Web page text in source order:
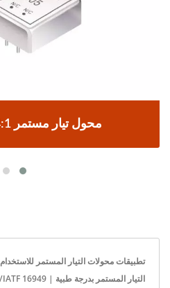
محول تيار مستمر 4:1 بقوة 20 واط
تطبيقات محولات التيار المستمر